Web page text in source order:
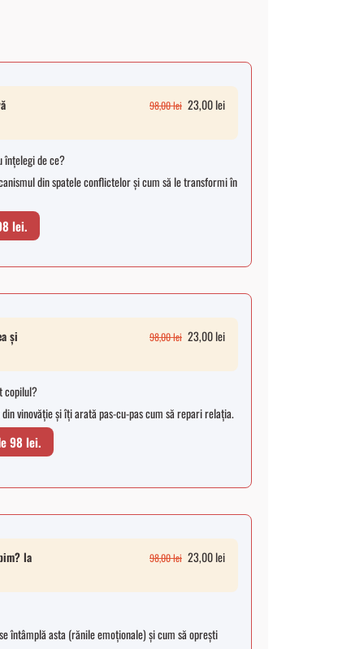
98,00lei 23,00lei
înțelegi de ce?
din spatele conflictelor și cum să le transformi în
lei.
și
98,00lei 23,00lei
copilul?
vinovăție și îți arată pas-cu-pas cum să repari relația.
98 lei.
la
98,00lei 23,00lei
întâmplă asta (rănile emoționale) și cum să oprești